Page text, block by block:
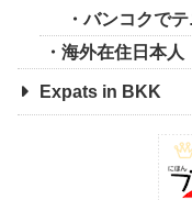
バンコクでテ
海外在住日本人
Expats in BKK